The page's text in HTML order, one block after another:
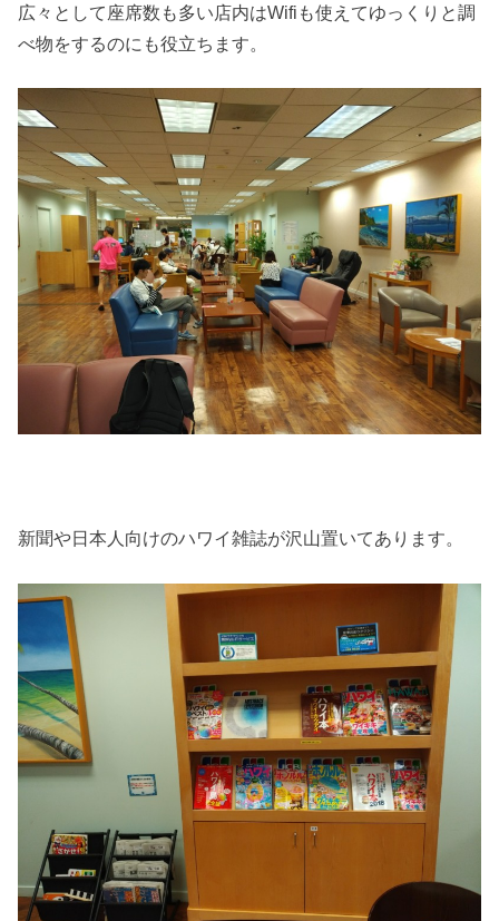
広々として座席数も多い店内はWifiも使えてゆっくりと調
べ物をするのにも役立ちます。
新聞や日本人向けのハワイ雑誌が沢山置いてあります。